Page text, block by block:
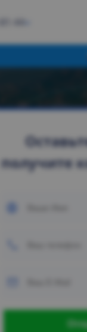
получите